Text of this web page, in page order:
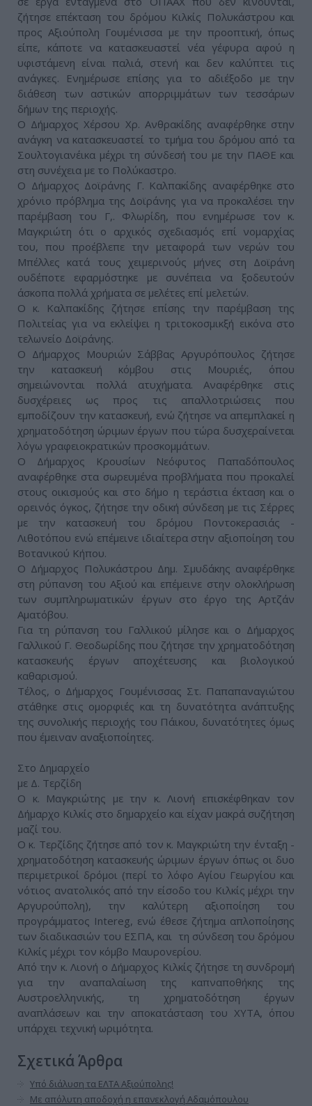
ζήτησε επέκταση του δρόμου Κιλκίς Πολυκάστρου και
προς Αξιούπολη Γουμένισσα με την προοπτική, όπως
είπε, κάποτε να κατασκευαστεί νέα γέφυρα αφού η
υφιστάμενη είναι παλιά, στενή και δεν καλύπτει τις
ανάγκες. Ενημέρωσε επίσης για το αδιέξοδο με την
διάθεση των αστικών απορριμμάτων των τεσσάρων
δήμων της περιοχής.
Ο Δήμαρχος Χέρσου Χρ. Ανθρακίδης αναφέρθηκε στην
ανάγκη να κατασκευαστεί το τμήμα του δρόμου από τα
Σουλτογιανέικα μέχρι τη σύνδεσή του με την ΠΑΘΕ και
στη συνέχεια με το Πολύκαστρο.
Ο Δήμαρχος Δοϊράνης Γ. Καλπακίδης αναφέρθηκε στο
χρόνιο πρόβλημα της Δοϊράνης για να προκαλέσει την
παρέμβαση του Γ,. Φλωρίδη, που ενημέρωσε τον κ.
Μαγκριώτη ότι ο αρχικός σχεδιασμός επί νομαρχίας
του, που προέβλεπε την μεταφορά των νερών του
Μπέλλες κατά τους χειμερινούς μήνες στη Δοϊράνη
ουδέποτε εφαρμόστηκε με συνέπεια να ξοδευτούν
άσκοπα πολλά χρήματα σε μελέτες επί μελετών.
Ο κ. Καλπακίδης ζήτησε επίσης την παρέμβαση της
Πολιτείας για να εκλείψει η τριτοκοσμικξή εικόνα στο
τελωνείο Δοϊράνης.
Ο Δήμαρχος Μουριών Σάββας Αργυρόπουλος ζήτησε
την κατασκευή κόμβου στις Μουριές, όπου
σημειώνονται πολλά ατυχήματα. Αναφέρθηκε στις
δυσχέρειες ως προς τις απαλλοτριώσεις που
εμποδίζουν την κατασκευή, ενώ ζήτησε να απεμπλακεί η
χρηματοδότηση ώριμων έργων που τώρα δυσχεραίνεται
λόγω γραφειοκρατικών προσκομμάτων.
Ο Δήμαρχος Κρουσίων Νεόφυτος Παπαδόπουλος
αναφέρθηκε στα σωρευμένα προβλήματα που προκαλεί
στους οικισμούς και στο δήμο η τεράστια έκταση και ο
ορεινός όγκος, ζήτησε την οδική σύνδεση με τις Σέρρες
με την κατασκευή του δρόμου Ποντοκερασιάς -
Λιθοτόπου ενώ επέμεινε ιδιαίτερα στην αξιοποίηση του
Βοτανικού Κήπου.
Ο Δήμαρχος Πολυκάστρου Δημ. Σμυδάκης αναφέρθηκε
στη ρύπανση του Αξιού και επέμεινε στην ολοκλήρωση
των συμπληρωματικών έργων στο έργο της Αρτζάν
Αματόβου.
Για τη ρύπανση του Γαλλικού μίλησε και ο Δήμαρχος
Γαλλικού Γ. Θεοδωρίδης που ζήτησε την χρηματοδότηση
κατασκευής έργων αποχέτευσης και βιολογικού
καθαρισμού.
Τέλος, ο Δήμαρχος Γουμένισσας Στ. Παπαπαναγιώτου
στάθηκε στις ομορφιές και τη δυνατότητα ανάπτυξης
της συνολικής περιοχής του Πάικου, δυνατότητες όμως
που έμειναν αναξιοποίητες.
Στο Δημαρχείο
με Δ. Τερζίδη
Ο κ. Μαγκριώτης με την κ. Λιονή επισκέφθηκαν τον
Δήμαρχο Κιλκίς στο δημαρχείο και είχαν μακρά συζήτηση
μαζί του.
Ο κ. Τερζίδης ζήτησε από τον κ. Μαγκριώτη την ένταξη -
χρηματοδότηση κατασκευής ώριμων έργων όπως οι δυο
περιμετρικοί δρόμοι (περί το λόφο Αγίου Γεωργίου και
νότιος ανατολικός από την είσοδο του Κιλκίς μέχρι την
Αργυρούπολη), την καλύτερη αξιοποίηση του
προγράμματος Intereg, ενώ έθεσε ζήτημα απλοποίησης
των διαδικασιών του ΕΣΠΑ, και τη σύνδεση του δρόμου
Κιλκίς μέχρι τον κόμβο Μαυρονερίου.
Από την κ. Λιονή ο Δήμαρχος Κιλκίς ζήτησε τη συνδρομή
για την αναπαλαίωση της καπναποθήκης της
Αυστροελληνικής, τη χρηματοδότηση έργων
αναπλάσεων και την αποκατάσταση του ΧΥΤΑ, όπου
υπάρχει τεχνική ωριμότητα.
Σχετικά Άρθρα
Υπό διάλυση τα ΕΛΤΑ Αξιούπολης!
Με απόλυτη αποδοχή η επανεκλογή Αδαμόπουλου